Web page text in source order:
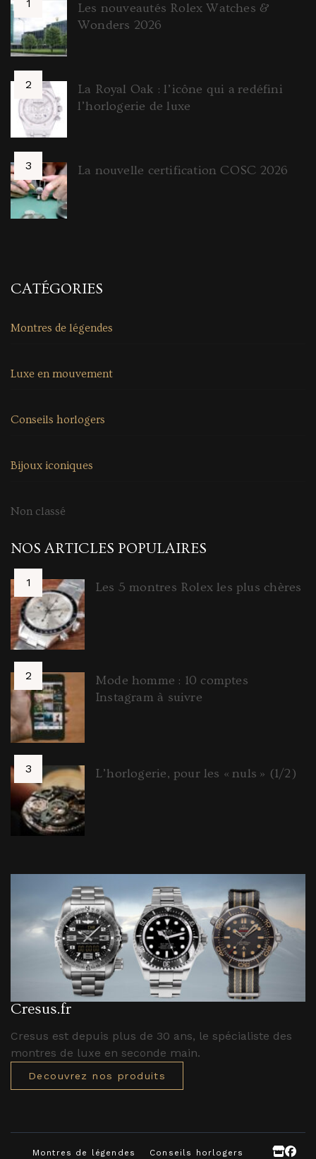
Les nouveautés Rolex Watches &
Wonders 2026
La Royal Oak : l’icône qui a redéfini
l’horlogerie de luxe
La nouvelle certification COSC 2026
CATÉGORIES
Montres de légendes
Luxe en mouvement
Conseils horlogers
Bijoux iconiques
Non classé
NOS ARTICLES POPULAIRES
Les 5 montres Rolex les plus chères
Mode homme : 10 comptes
Instagram à suivre
L’horlogerie, pour les « nuls » (1/2)
Cresus.fr
Cresus est depuis plus de 30 ans, le spécialiste des
montres de luxe en seconde main.
Decouvrez nos produits
Montres de légendes Conseils horlogers